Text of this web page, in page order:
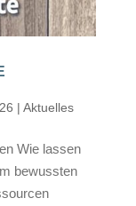
| Aktuelles
Wie lassen
bewussten